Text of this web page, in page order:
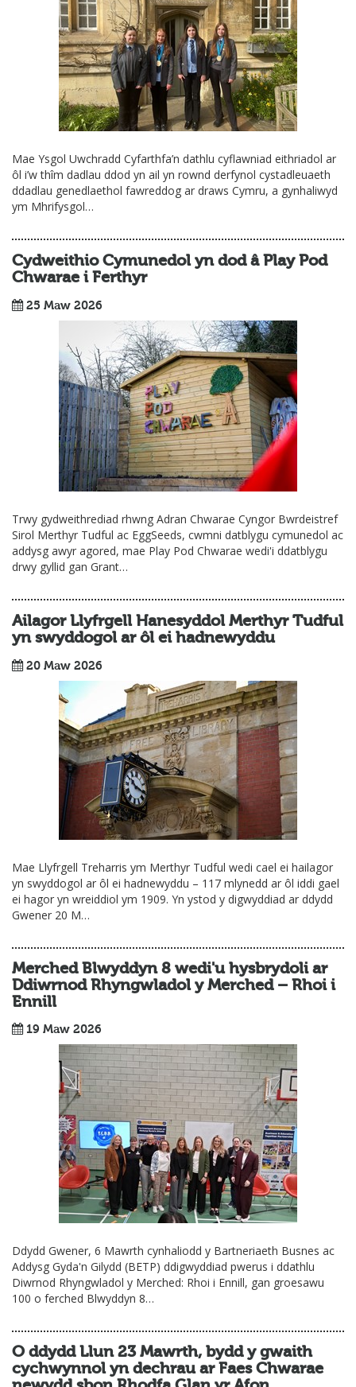
Mae Ysgol Uwchradd Cyfarthfa’n dathlu cyflawniad eithriadol ar
ôl i’w thîm dadlau ddod yn ail yn rownd derfynol cystadleuaeth
ddadlau genedlaethol fawreddog ar draws Cymru, a gynhaliwyd
ym Mhrifysgol…
Cydweithio Cymunedol yn dod â Play Pod
Chwarae i Ferthyr
25 Maw 2026
Trwy gydweithrediad rhwng Adran Chwarae Cyngor Bwrdeistref
Sirol Merthyr Tudful ac EggSeeds, cwmni datblygu cymunedol ac
addysg awyr agored, mae Play Pod Chwarae wedi'i ddatblygu
drwy gyllid gan Grant…
Ailagor Llyfrgell Hanesyddol Merthyr Tudful
yn swyddogol ar ôl ei hadnewyddu
20 Maw 2026
Mae Llyfrgell Treharris ym Merthyr Tudful wedi cael ei hailagor
yn swyddogol ar ôl ei hadnewyddu – 117 mlynedd ar ôl iddi gael
ei hagor yn wreiddiol ym 1909. Yn ystod y digwyddiad ar ddydd
Gwener 20 M…
Merched Blwyddyn 8 wedi'u hysbrydoli ar
Ddiwrnod Rhyngwladol y Merched – Rhoi i
Ennill
19 Maw 2026
Ddydd Gwener, 6 Mawrth cynhaliodd y Bartneriaeth Busnes ac
Addysg Gyda'n Gilydd (BETP) ddigwyddiad pwerus i ddathlu
Diwrnod Rhyngwladol y Merched: Rhoi i Ennill, gan groesawu
100 o ferched Blwyddyn 8…
O ddydd Llun 23 Mawrth, bydd y gwaith
cychwynnol yn dechrau ar Faes Chwarae